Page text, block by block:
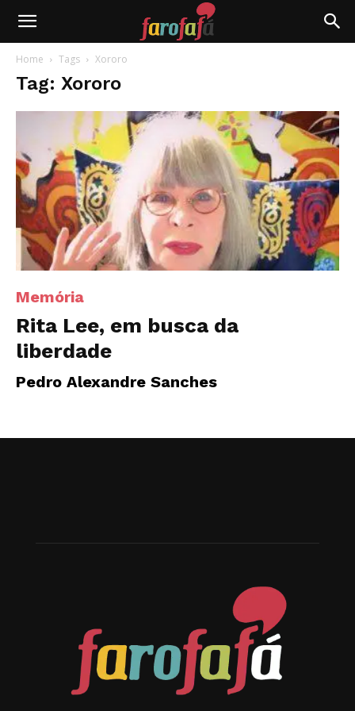
Farofafá
Home Tags Xororo
Tag: Xororo
Memória
Rita Lee, em busca da
liberdade
Pedro Alexandre Sanches